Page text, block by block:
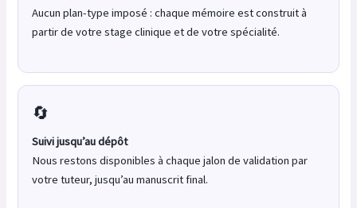
Aucun plan-type imposé : chaque mémoire est construit à
partir de votre stage clinique et de votre spécialité.
🔄
Suivi jusqu’au dépôt
Nous restons disponibles à chaque jalon de validation par
votre tuteur, jusqu’au manuscrit final.